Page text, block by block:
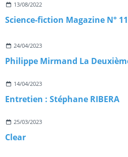
13/08/2022
Science-fiction Magazine N°
24/04/2023
Philippe Mirmand La
14/04/2023
Entretien : Stéphane RIBERA
25/03/2023
Clear